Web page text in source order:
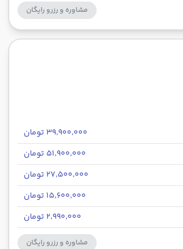
مشاوره و رزرو رایگان
۳۹٬۹۰۰٬۰۰۰ تومان
۵۱٬۹۰۰٬۰۰۰ تومان
۲۷٬۵۰۰٬۰۰۰ تومان
۱۵٬۶۰۰٬۰۰۰ تومان
۲٬۹۹۰٬۰۰۰ تومان
مشاوره و رزرو رایگان